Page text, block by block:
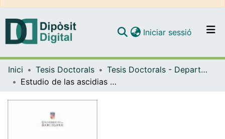
Navega per tot el DD
Iniciar sessió (current)
Inici Tesis Doctorals
Tesis Doctorals - Departament - Biologia Animal
Estudio de las ascidias de las costas de Cataluña e Islas Baleares